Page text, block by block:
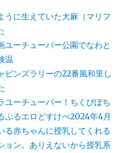
うに生えていた大麻（マリフ
ユーチューバー公園でなわと
温
ピンズラリーの22番風和里し
ユーチューバー！ちくびぽち
ぷるエロどすけべ2024年4月
る赤ちゃんに授乳してくれる
ョン。ありえないから授乳系